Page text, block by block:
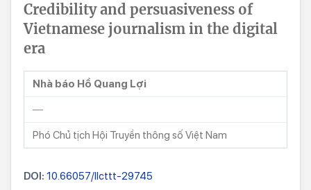
Credibility and persuasiveness of
Vietnamese journalism in the digital
era
Nhà báo Hồ Quang Lợi
—
Phó Chủ tịch Hội Truyền thông số Việt Nam
DOI: 10.66057/llcttt-29745